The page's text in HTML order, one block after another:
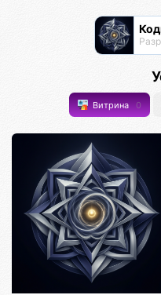
Витрина 0